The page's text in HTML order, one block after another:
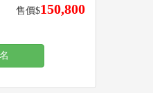
售價$150,800